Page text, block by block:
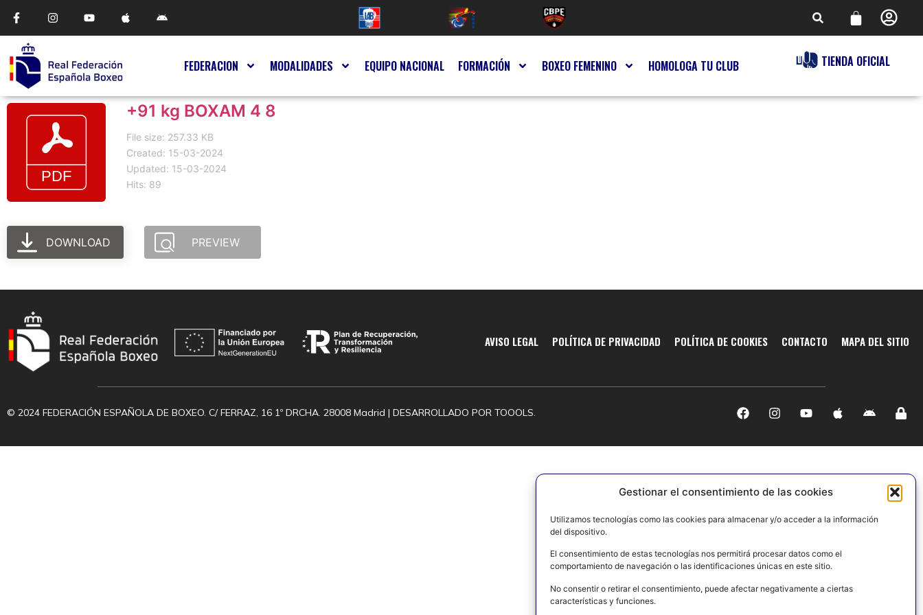
Gestionar el consentimiento de las cookies
Utilizamos tecnologías como las cookies para almacenar y/o acceder a la información
del dispositivo.
El consentimiento de estas tecnologías nos permitirá procesar datos como el
comportamiento de navegación o las identificaciones únicas en este sitio.
No consentir o retirar el consentimiento, puede afectar negativamente a ciertas
características y funciones.
FEDERACION MODALIDADES EQUIPO NACIONAL FORMACIÓN BOXEO FEMENINO HOMOLOGA TU CLUB TIENDA OFICIAL
+91 kg BOXAM 4 8
File size: 257.33 KB
Created: 15-03-2024
Updated: 15-03-2024
Hits: 89
DOWNLOAD PREVIEW
AVISO LEGAL POLÍTICA DE PRIVACIDAD POLÍTICA DE COOKIES CONTACTO MAPA DEL SITIO
© 2024 FEDERACIÓN ESPAÑOLA DE BOXEO. C/ FERRAZ, 16 1º DRCHA. 28008 Madrid | DESARROLLADO POR TOOOLS.